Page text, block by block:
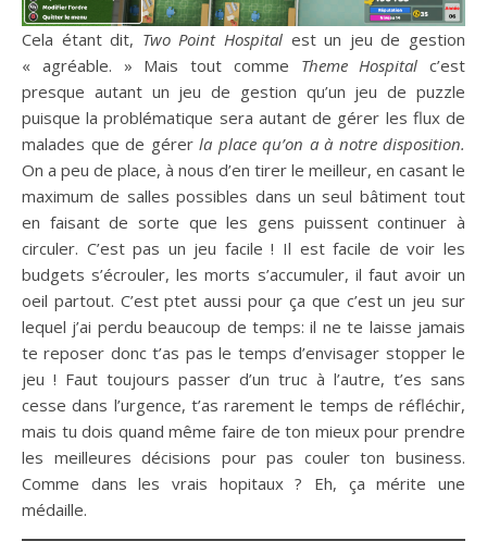
Cela étant dit, Two Point Hospital est un jeu de gestion
« agréable. » Mais tout comme Theme Hospital c’est
presque autant un jeu de gestion qu’un jeu de puzzle
puisque la problématique sera autant de gérer les flux de
malades que de gérer la place qu’on a à notre disposition.
On a peu de place, à nous d’en tirer le meilleur, en casant le
maximum de salles possibles dans un seul bâtiment tout
en faisant de sorte que les gens puissent continuer à
circuler. C’est pas un jeu facile ! Il est facile de voir les
budgets s’écrouler, les morts s’accumuler, il faut avoir un
oeil partout. C’est ptet aussi pour ça que c’est un jeu sur
lequel j’ai perdu beaucoup de temps: il ne te laisse jamais
te reposer donc t’as pas le temps d’envisager stopper le
jeu ! Faut toujours passer d’un truc à l’autre, t’es sans
cesse dans l’urgence, t’as rarement le temps de réfléchir,
mais tu dois quand même faire de ton mieux pour prendre
les meilleures décisions pour pas couler ton business.
Comme dans les vrais hopitaux ? Eh, ça mérite une
médaille.